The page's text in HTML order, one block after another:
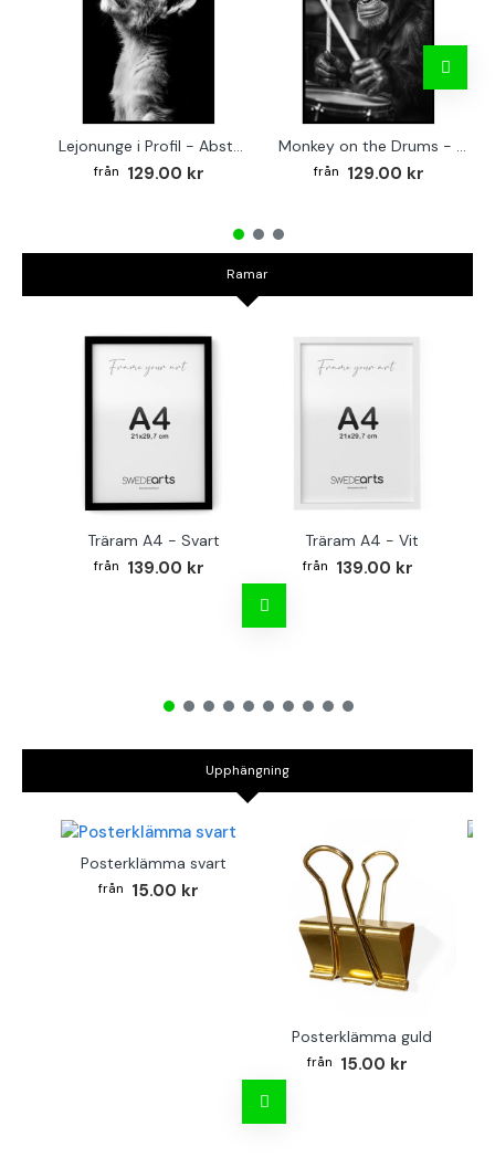
Lejonunge i Profil - Abstrakt poster i svartvitt
129.00 kr
Monkey on the Drums - Trendig poster
129.00 kr
Ramar
Träram A4 - Svart
139.00 kr
Träram A4 - Vit
139.00 kr
Upphängning
Posterklämma svart
15.00 kr
Posterklämma guld
15.00 kr